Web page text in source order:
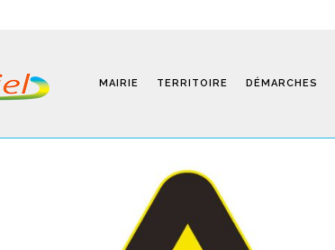
MAIRIE TERRITOIRE DÉMARCHES